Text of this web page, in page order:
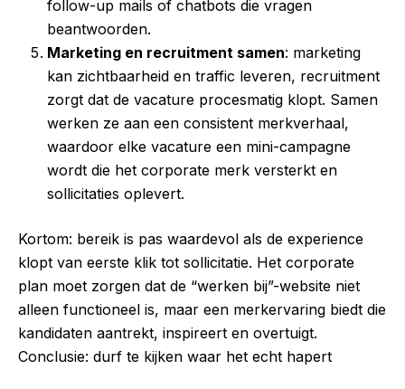
follow-up mails of chatbots die vragen
beantwoorden.
Marketing en recruitment samen: marketing
kan zichtbaarheid en traffic leveren, recruitment
zorgt dat de vacature procesmatig klopt. Samen
werken ze aan een consistent merkverhaal,
waardoor elke vacature een mini-campagne
wordt die het corporate merk versterkt en
sollicitaties oplevert.
Kortom: bereik is pas waardevol als de experience
klopt van eerste klik tot sollicitatie. Het corporate
plan moet zorgen dat de “werken bij”-website niet
alleen functioneel is, maar een merkervaring biedt die
kandidaten aantrekt, inspireert en overtuigt.
Conclusie: durf te kijken waar het echt hapert